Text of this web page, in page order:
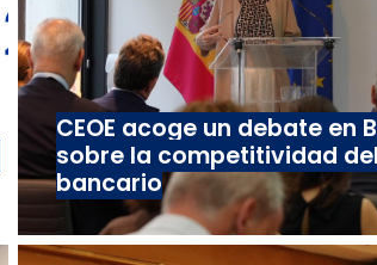
CEOE acoge un debate en
sobre la competitividad
bancario